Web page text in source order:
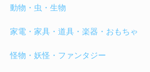
動物・虫・生物
家電・家具・道具・楽器・おもちゃ
怪物・妖怪・ファンタジー